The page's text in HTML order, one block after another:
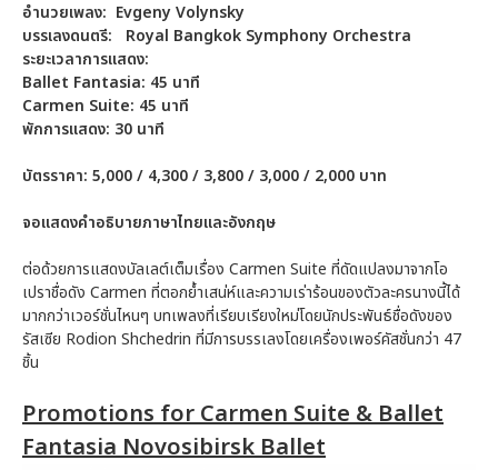
อำนวยเพลง: Evgeny Volynsky
บรรเลงดนตรี:
Royal Bangkok Symphony Orchestra
ระยะเวลาการแสดง:
Ballet Fantasia: 45 นาที
Carmen Suite: 45 นาที
พักการแสดง: 30 นาที
บัตรราคา: 5,000 / 4,300 / 3,800 / 3,000 / 2,000 บาท
จอแสดงคำอธิบายภาษาไทยและอังกฤษ
ต่อด้วยการแสดงบัลเลต์เต็มเรื่อง Carmen Suite ที่ดัดแปลงมาจากโอ
เปราชื่อดัง Carmen ที่ตอกย้ำเสน่ห์และความเร่าร้อนของตัวละครนางนี้ได้
มากกว่าเวอร์ชั่นไหนๆ บทเพลงที่เรียบเรียงใหม่โดยนักประพันธ์ชื่อดังของ
รัสเซีย Rodion Shchedrin ที่มีการบรรเลงโดยเครื่องเพอร์คัสชั่นกว่า 47
ชิ้น
Promotions for Carmen Suite & Ballet
Fantasia Novosibirsk Ballet